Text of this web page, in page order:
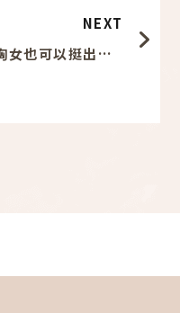
NEXT
平胸女也可以挺出傲人的自信美！